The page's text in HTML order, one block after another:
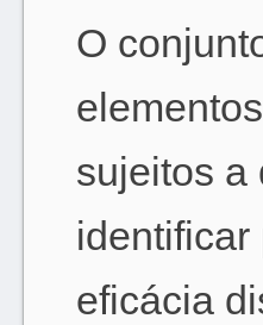
O
sujeitos a
identificar
eficácia